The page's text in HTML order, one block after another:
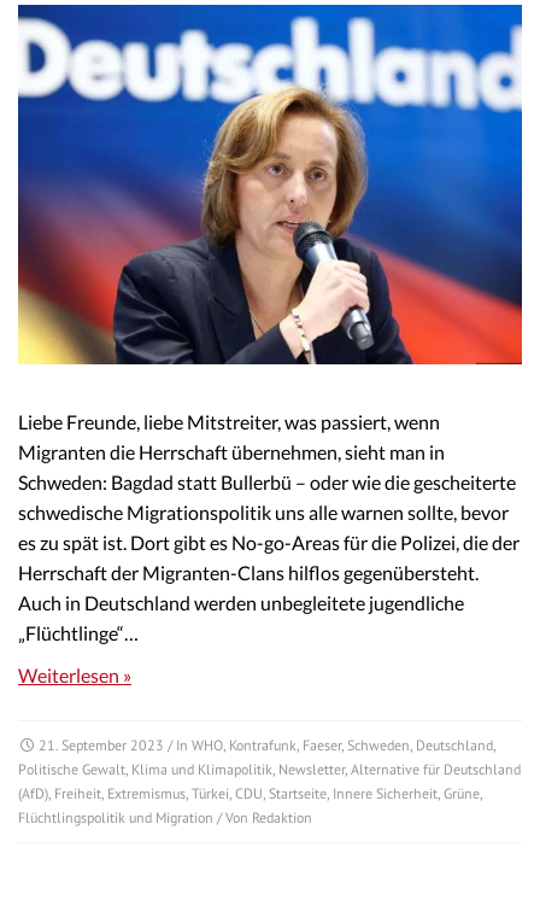
Liebe Freunde, liebe Mitstreiter, was passiert, wenn
Migranten die Herrschaft übernehmen, sieht man in
Schweden: Bagdad statt Bullerbü – oder wie die gescheiterte
schwedische Migrationspolitik uns alle warnen sollte, bevor
es zu spät ist. Dort gibt es No-go-Areas für die Polizei, die der
Herrschaft der Migranten-Clans hilflos gegenübersteht.
Auch in Deutschland werden unbegleitete jugendliche
„Flüchtlinge“…
Weiterlesen »
21. September 2023 / In WHO Kontrafunk Faeser, Schweden Deutschland
Politische Gewalt Klima und Klimapolitik Newsletter, Alternative für Deutschland
(AfD) Freiheit Extremismus Türkei CDU Startseite Innere Sicherheit Grüne
Flüchtlingspolitik und Migration / Von Redaktion